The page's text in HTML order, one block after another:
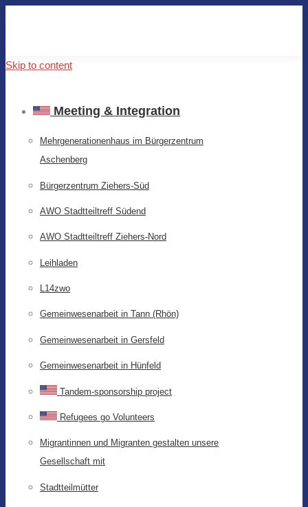
Skip to content
Meeting & Integration
Mehrgenerationenhaus im Bürgerzentrum
Aschenberg
Bürgerzentrum Ziehers-Süd
AWO Stadtteiltreff Südend
AWO Stadtteiltreff Ziehers-Nord
Leihladen
L14zwo
Gemeinwesenarbeit in Tann (Rhön)
Gemeinwesenarbeit in Gersfeld
Gemeinwesenarbeit in Hünfeld
Tandem-sponsorship project
Refugees go Volunteers
Migrantinnen und Migranten gestalten unsere
Gesellschaft mit
Stadtteilmütter